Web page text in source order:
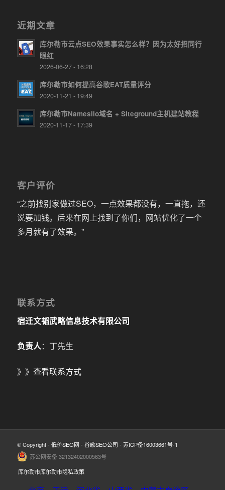
近期文章
库尔勒市云点SEO效果事实怎么样？因为太好招同行
眼红
2026-06-27 - 16:28
库尔勒市如何提高谷歌EAT质量评分
2020-11-21 - 19:49
库尔勒市Namesilo域名 + Siteground主机建站教程
2020-11-17 - 17:39
客户评价
“之前找别家做过SEO，一点效果都没有，一直拖，还
说要加钱。后来在网上找到了你们，网站优化了一个
多月就有了效果。”
联系方式
宿迁文韬武略信息技术有限公司
负责人：丁先生
》》 查看联系方式
© Copyright - 低价SEO网 - 谷歌SEO公司 - 苏ICP备16003661号-1
苏公网安备 32132402000563号
库尔勒市库尔勒市隐私政策